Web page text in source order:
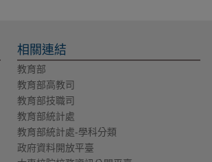
相關連結
教育部
教育部高教司
教育部技職司
教育部統計處
教育部統計處-學科分類
政府資料開放平臺